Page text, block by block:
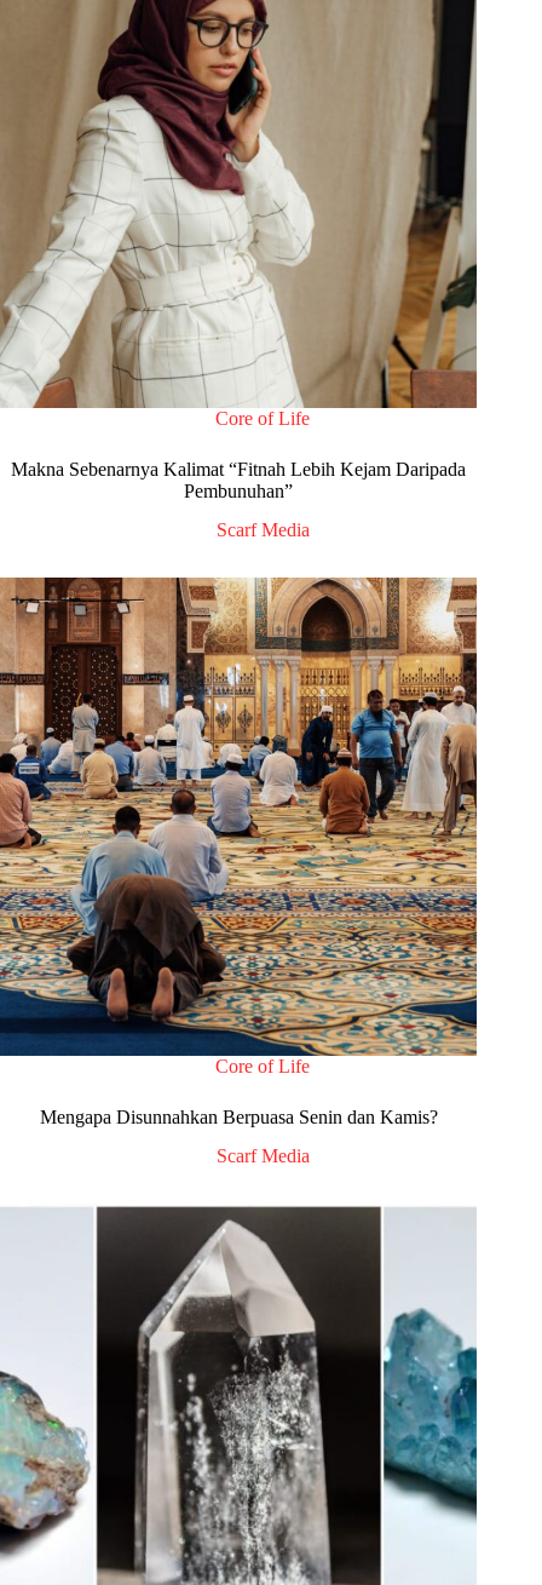
Core of Life
Makna Sebenarnya Kalimat “Fitnah Lebih Kejam Daripada
Pembunuhan”
Scarf Media
Core of Life
Mengapa Disunnahkan Berpuasa Senin dan Kamis?
Scarf Media